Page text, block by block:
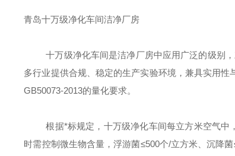
青岛十万级净化车间洁净厂房
十万级净化车间是洁净厂房中应用广泛的级别
多行业提供合规、稳定的生产实验环境，兼具实用
GB50073-2013的量化要求。
根据*标规定，十万级净化车间每立方米空气中
时需控制微生物含量，浮游菌≤500个/立方米、沉降